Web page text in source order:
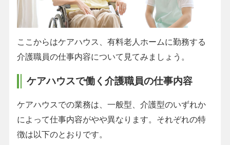
ここからはケアハウス、有料老人ホームに勤務する
介護職員の仕事内容について見てみましょう。
ケアハウスで働く介護職員の仕事内容
ケアハウスでの業務は、一般型、介護型のいずれか
によって仕事内容がやや異なります。それぞれの特
徴は以下のとおりです。